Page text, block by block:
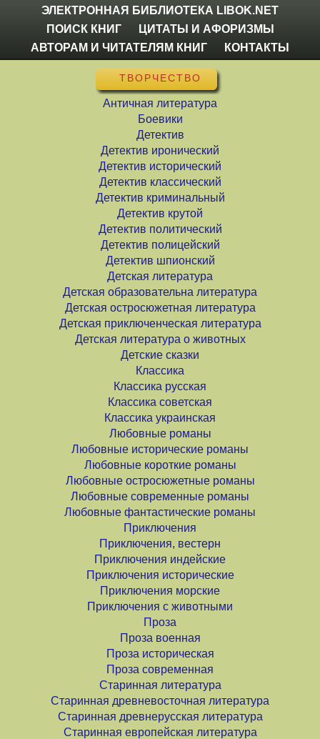
ЭЛЕКТРОННАЯ БИБЛИОТЕКА LIBOK.NET
ПОИСК КНИГ
ЦИТАТЫ И АФОРИЗМЫ
АВТОРАМ И ЧИТАТЕЛЯМ КНИГ
КОНТАКТЫ
ТВОРЧЕСТВО
Античная литература
Боевики
Детектив
Детектив иронический
Детектив исторический
Детектив классический
Детектив криминальный
Детектив крутой
Детектив политический
Детектив полицейский
Детектив шпионский
Детская литература
Детская образовательна литература
Детская остросюжетная литература
Детская приключенческая литература
Детская литература о животных
Детские сказки
Классика
Классика русская
Классика советская
Классика украинская
Любовные романы
Любовные исторические романы
Любовные короткие романы
Любовные остросюжетные романы
Любовные современные романы
Любовные фантастические романы
Приключения
Приключения, вестерн
Приключения индейские
Приключения исторические
Приключения морские
Приключения с животными
Проза
Проза военная
Проза историческая
Проза современная
Старинная литература
Старинная древневосточная литература
Старинная древнерусская литература
Старинная европейская литература